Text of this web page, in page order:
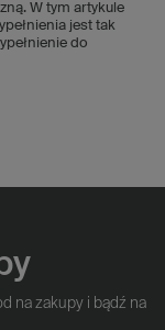
W tym artykule
jest tak
do
na zakupy i bądź na